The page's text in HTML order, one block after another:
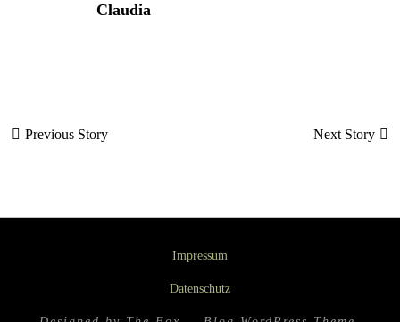
Claudia
Beitragsnavigation
Previous Story Next Story
Impressum
Datenschutz